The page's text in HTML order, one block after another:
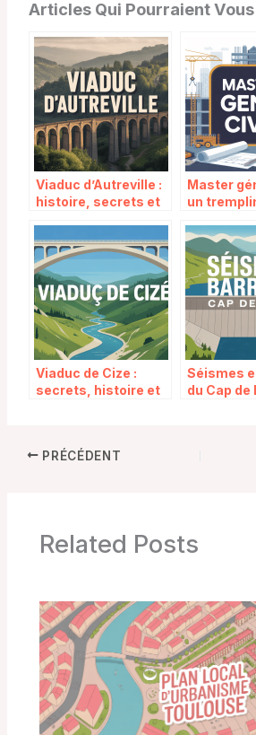
Articles Qui Pourraient
Viaduc d’Autreville :
histoire, secrets et
monument méconnu
Master
un
Viaduc de Cize :
secrets, histoire et
Séismes
du Cap de
PRÉCÉDENT
Related Posts